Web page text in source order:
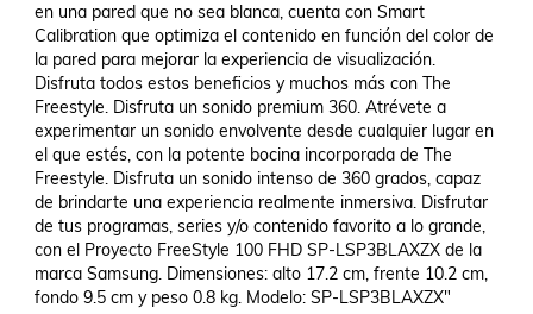
en una pared que no sea blanca, cuenta con Smart
Calibration que optimiza el contenido en función del color de
la pared para mejorar la experiencia de visualización.
Disfruta todos estos beneficios y muchos más con The
Freestyle. Disfruta un sonido premium 360. Atrévete a
experimentar un sonido envolvente desde cualquier lugar en
el que estés, con la potente bocina incorporada de The
Freestyle. Disfruta un sonido intenso de 360 grados, capaz
de brindarte una experiencia realmente inmersiva. Disfrutar
de tus programas, series y/o contenido favorito a lo grande,
con el Proyecto FreeStyle 100 FHD SP-LSP3BLAXZX de la
marca Samsung. Dimensiones: alto 17.2 cm, frente 10.2 cm,
fondo 9.5 cm y peso 0.8 kg. Modelo: SP-LSP3BLAXZX"